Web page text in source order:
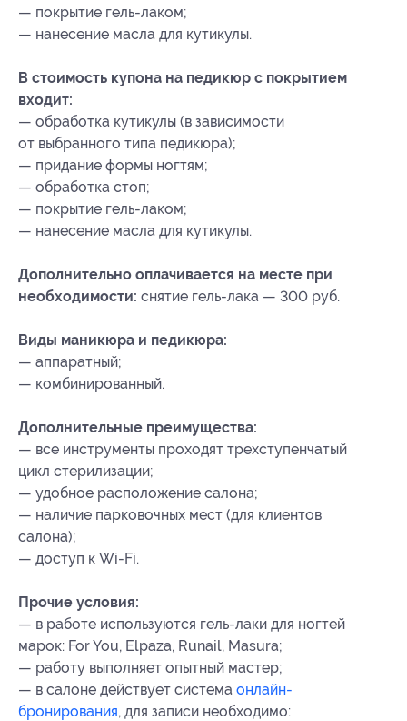
— покрытие гель-лаком;
— нанесение масла для кутикулы.
В стоимость купона на педикюр с покрытием
входит:
— обработка кутикулы (в зависимости
от выбранного типа педикюра);
— придание формы ногтям;
— обработка стоп;
— покрытие гель-лаком;
— нанесение масла для кутикулы.
Дополнительно оплачивается на месте при
необходимости: снятие гель-лака — 300 руб.
Виды маникюра и педикюра:
— аппаратный;
— комбинированный.
Дополнительные преимущества:
— все инструменты проходят трехступенчатый
цикл стерилизации;
— удобное расположение салона;
— наличие парковочных мест (для клиентов
салона);
— доступ к Wi-Fi.
Прочие условия:
— в работе используются гель-лаки для ногтей
марок: For You, Elpaza, Runail, Masura;
— работу выполняет опытный мастер;
— в салоне действует система онлайн-
бронирования, для записи необходимо: